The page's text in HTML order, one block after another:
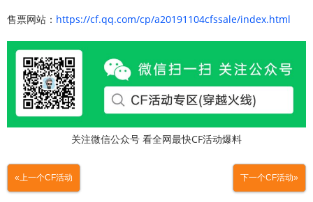
售票网站： https://cf.qq.com/cp/a20191104cfssale/index.html
关注微信公众号 看全网最快CF活动爆料
«上一个CF活动 下一个CF活动»